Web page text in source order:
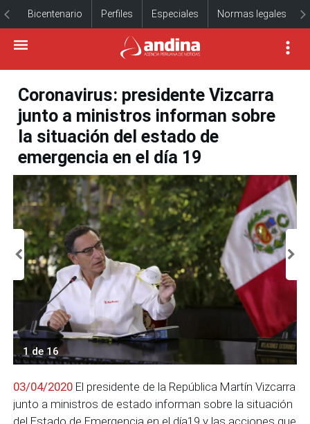
Bicentenario Perfiles Especiales Normas legales
Coronavirus: presidente Vizcarra
junto a ministros informan sobre
la situación del estado de
emergencia en el día 19
1 de 16
03/04/2020 El presidente de la República Martín Vizcarra
junto a ministros de estado informan sobre la situación
del Estado de Emergencia en el día19 y las acciones que